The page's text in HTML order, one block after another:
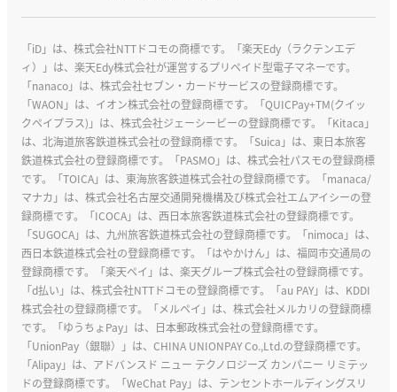
「iD」は、株式会社NTTドコモの商標です。「楽天Edy（ラクテンエデ
ィ）」は、楽天Edy株式会社が運営するプリペイド型電子マネーです。
「nanaco」は、株式会社セブン・カードサービスの登録商標です。
「WAON」は、イオン株式会社の登録商標です。「QUICPay+TM(クイッ
クペイプラス)」は、株式会社ジェーシービーの登録商標です。「Kitaca」
は、北海道旅客鉄道株式会社の登録商標です。「Suica」は、東日本旅客
鉄道株式会社の登録商標です。「PASMO」は、株式会社パスモの登録商標
です。「TOICA」は、東海旅客鉄道株式会社の登録商標です。「manaca/
マナカ」は、株式会社名古屋交通開発機構及び株式会社エムアイシーの登
録商標です。「ICOCA」は、西日本旅客鉄道株式会社の登録商標です。
「SUGOCA」は、九州旅客鉄道株式会社の登録商標です。「nimoca」は、
西日本鉄道株式会社の登録商標です。「はやかけん」は、福岡市交通局の
登録商標です。「楽天ペイ」は、楽天グループ株式会社の登録商標です。
「d払い」は、株式会社NTTドコモの登録商標です。「au PAY」は、KDDI
株式会社の登録商標です。「メルペイ」は、株式会社メルカリの登録商標
です。「ゆうちょPay」は、日本郵政株式会社の登録商標です。
「UnionPay（銀聯）」は、CHINA UNIONPAY Co.,Ltd.の登録商標です。
「Alipay」は、アドバンスド ニュー テクノロジーズ カンパニー リミテッ
ドの登録商標です。「WeChat Pay」は、テンセントホールディングスリ